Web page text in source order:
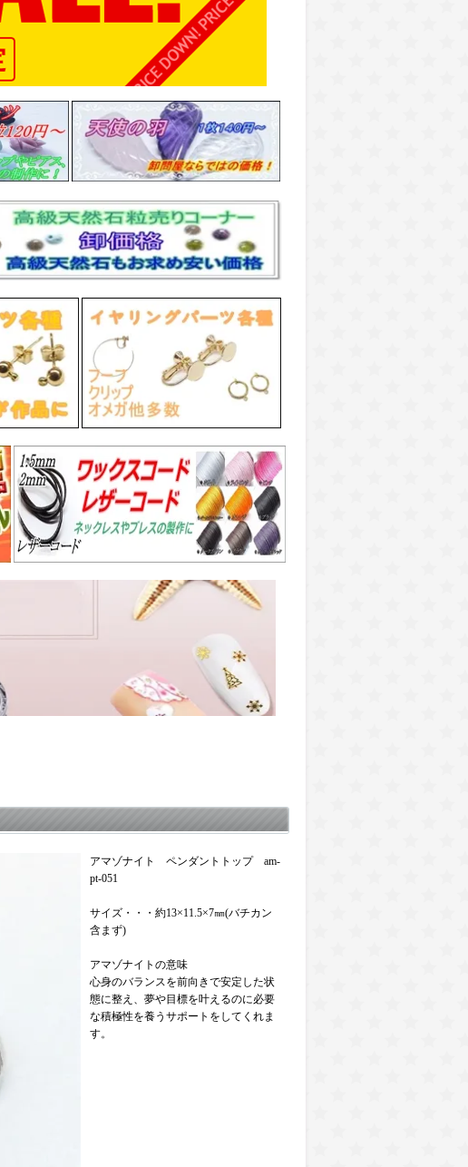
アマゾナイト ペンダントトップ am-
pt-051
サイズ・・・約13×11.5×7㎜(バチカン
含まず)
アマゾナイトの意味
心身のバランスを前向きで安定した状
態に整え、夢や目標を叶えるのに必要
な積極性を養うサポートをしてくれま
す。